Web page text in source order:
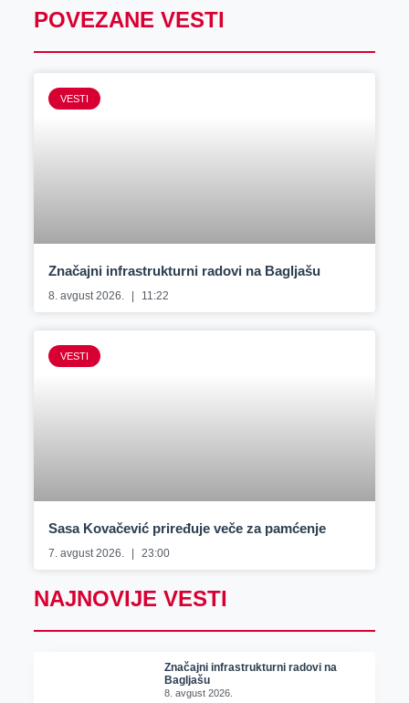
POVEZANE VESTI
VESTI
Značajni infrastrukturni radovi na Bagljašu
8. avgust 2026. 11:22
VESTI
Sasa Kovačević priređuje veče za pamćenje
7. avgust 2026. 23:00
NAJNOVIJE VESTI
Značajni infrastrukturni radovi na
Bagljašu
8. avgust 2026.